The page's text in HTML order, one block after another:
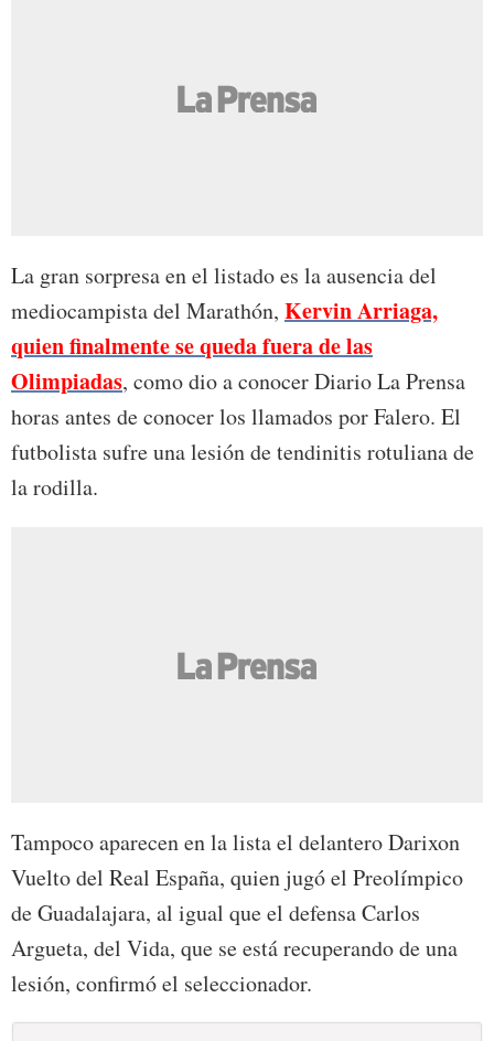
La gran sorpresa en el listado es la ausencia del
mediocampista del Marathón, Kervin Arriaga,
quien finalmente se queda fuera de las
Olimpiadas, como dio a conocer Diario La Prensa
horas antes de conocer los llamados por Falero. El
futbolista sufre una lesión de tendinitis rotuliana de
la rodilla.
Tampoco aparecen en la lista el delantero Darixon
Vuelto del Real España, quien jugó el Preolímpico
de Guadalajara, al igual que el defensa Carlos
Argueta, del Vida, que se está recuperando de una
lesión, confirmó el seleccionador.